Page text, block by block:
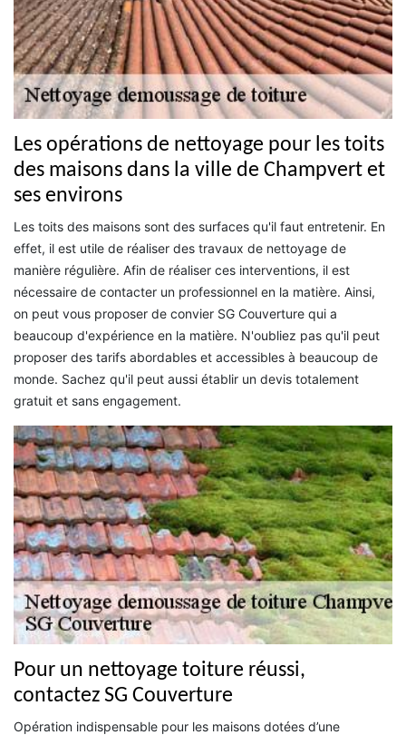
Les opérations de nettoyage pour les toits
des maisons dans la ville de Champvert et
ses environs
Les toits des maisons sont des surfaces qu'il faut entretenir. En
effet, il est utile de réaliser des travaux de nettoyage de
manière régulière. Afin de réaliser ces interventions, il est
nécessaire de contacter un professionnel en la matière. Ainsi,
on peut vous proposer de convier SG Couverture qui a
beaucoup d'expérience en la matière. N'oubliez pas qu'il peut
proposer des tarifs abordables et accessibles à beaucoup de
monde. Sachez qu'il peut aussi établir un devis totalement
gratuit et sans engagement.
Pour un nettoyage toiture réussi,
contactez SG Couverture
Opération indispensable pour les maisons dotées d’une